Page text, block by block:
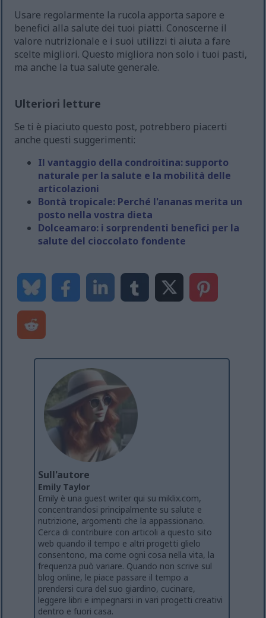
Usare regolarmente la rucola apporta sapore e
benefici alla salute dei tuoi piatti. Conoscerne il
valore nutrizionale e i suoi utilizzi ti aiuta a fare
scelte migliori. Questo migliora non solo i tuoi pasti,
ma anche la tua salute generale.
Ulteriori letture
Se ti è piaciuto questo post, potrebbero piacerti
anche questi suggerimenti:
Il vantaggio della condroitina: supporto
naturale per la salute e la mobilità delle
articolazioni
Bontà tropicale: Perché l'ananas merita un
posto nella vostra dieta
Dolceamaro: i sorprendenti benefici per la
salute del cioccolato fondente
Sull'autore
Emily Taylor
Emily è una guest writer qui su miklix.com,
concentrandosi principalmente su salute e
nutrizione, argomenti che la appassionano.
Cerca di contribuire con articoli a questo sito
web quando il tempo e altri progetti glielo
consentono, ma come ogni cosa nella vita, la
frequenza può variare. Quando non scrive sul
blog online, le piace passare il tempo a
prendersi cura del suo giardino, cucinare,
leggere libri e impegnarsi in vari progetti creativi
dentro e fuori casa.